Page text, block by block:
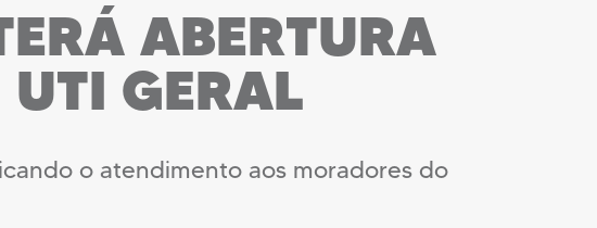
ABERTURA
UTI GERAL
o atendimento aos moradores do